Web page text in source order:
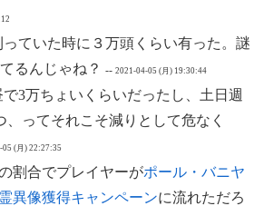
っていた時に３万頭くらい有った。謎
るんじゃね？--2021-04-05 (月) 19:30:44
で3万ちょいくらいだったし、土日週
、ってそれこそ減りとして危なく
05 (月) 22:27:35
割合でプレイヤーがポール・バニヤ
異像獲得キャンペーンに流れただろ